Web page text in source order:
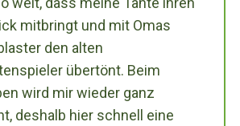
mitbringt und mit Omas
den alten
übertönt. Beim
wird mir wieder ganz
deshalb hier schnell eine